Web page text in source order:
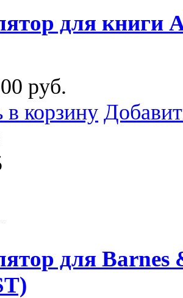
для книги
руб.
корзину
для Barnes